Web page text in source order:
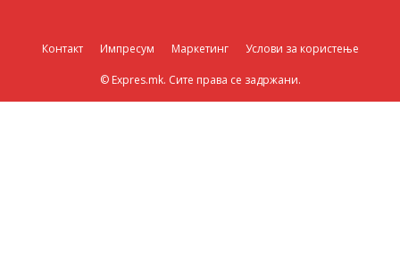
Контакт Импресум Маркетинг Услови за користење
© Expres.mk. Сите права се задржани.